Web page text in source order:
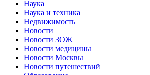
Наука
Наука и техника
Недвижимость
Новости
Новости ЗОЖ
Новости медицины
Новости Москвы
Новости путешествий